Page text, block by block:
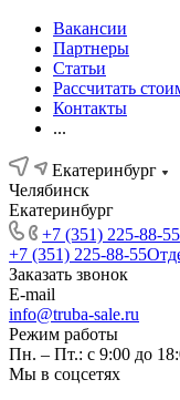
Вакансии
Партнеры
Статьи
Рассчитать
Контакты
...
Екатеринбург
Челябинск
Екатеринбург
+7 (351) 225-88-55
+7 (351) 225-88-55
Заказать звонок
E-mail
info@truba-sale.ru
Режим работы
Пн. – Пт.: с 9:00 до
Мы в соцсетях